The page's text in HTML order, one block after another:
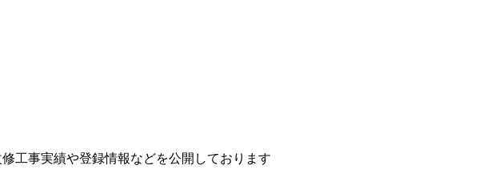
修工事実績や登録情報などを公開しております